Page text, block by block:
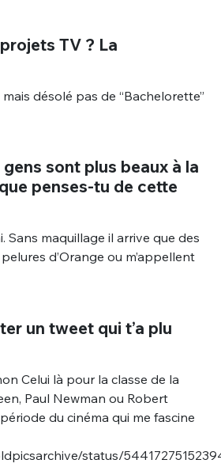
TV ? La
désolé pas de “Bachelorette”
sont plus beaux à la
penses-tu de cette
Sans maquillage il arrive que des
d’Orange ou m’appellent
un tweet qui t’a plu
Celui là pour la classe de la
Paul Newman ou Robert
du cinéma qui me fascine
status/